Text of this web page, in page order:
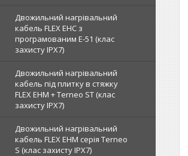
Двожильний нагрівальний
кабель FLEX EHС з
програмованим E-51 (клас
захисту IPX7)
Двожильний нагрівальний
кабель під плитку в стяжку
FLEX EHM + Terneo ST (клас
захисту IPX7)
Двожильний нагрівальний
кабель FLEX EHM серія Terneo
S (клас захисту IPX7)